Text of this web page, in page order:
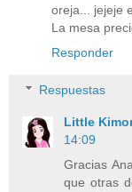
oreja... jejeje
La mesa
Responder
Respuestas
Little
14:09
Gracias
que otras